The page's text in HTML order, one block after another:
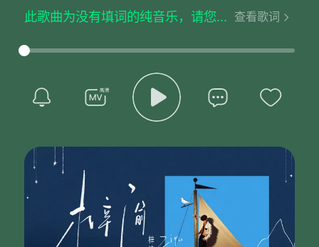
此歌曲为没有填词的纯音乐，请您欣赏 查看歌词